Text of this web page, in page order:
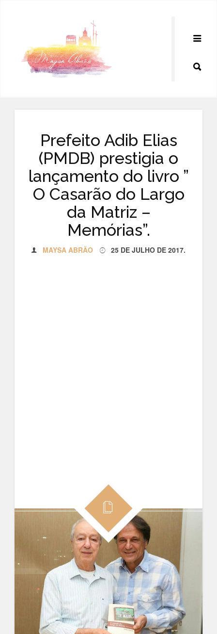
Prefeito Adib Elias
(PMDB) prestigia o
lançamento do livro ”
O Casarão do Largo
da Matriz –
Memórias”.
MAYSA ABRÃO 25 DE JULHO DE 2017.